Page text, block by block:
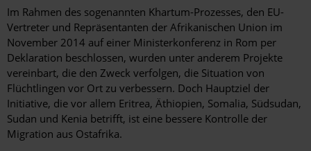
Im Rahmen des sogenannten Khartum-Prozesses, den EU-
Vertreter und Repräsentanten der Afrikanischen Union im
November 2014 auf einer Ministerkonferenz in Rom per
Deklaration beschlossen, wurden unter anderem Projekte
vereinbart, die den Zweck verfolgen, die Situation von
Flüchtlingen vor Ort zu verbessern. Doch Hauptziel der
Initiative, die vor allem Eritrea, Äthiopien, Somalia, Südsudan,
Sudan und Kenia betrifft, ist eine bessere Kontrolle der
Migration aus Ostafrika.